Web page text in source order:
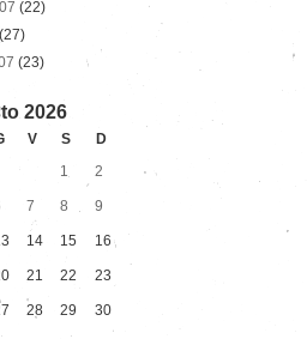
(22)
(27)
(23)
2026
V S
D
1
2
7 8 9
14 15 16
21 22 23
28 29 30